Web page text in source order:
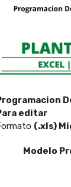
editar
(.xls)
Modelo